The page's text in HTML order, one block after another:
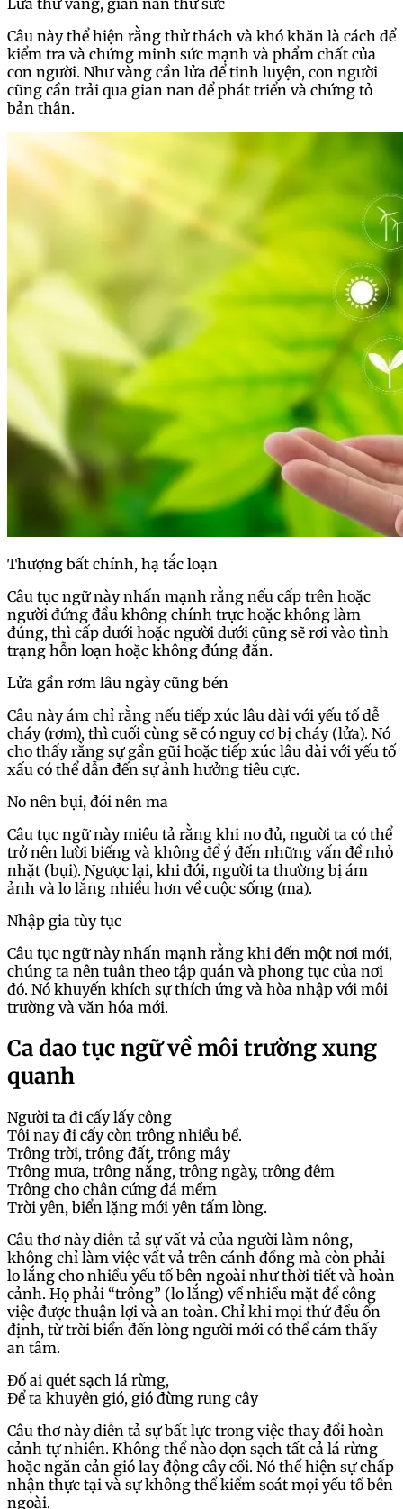
Câu này thể hiện rằng thử thách và khó khăn là cách để
kiểm tra và chứng minh sức mạnh và phẩm chất của
con người. Như vàng cần lửa để tinh luyện, con người
cũng cần trải qua gian nan để phát triển và chứng tỏ
bản thân.
Thượng bất chính, hạ tắc loạn
Câu tục ngữ này nhấn mạnh rằng nếu cấp trên hoặc
người đứng đầu không chính trực hoặc không làm
đúng, thì cấp dưới hoặc người dưới cũng sẽ rơi vào tình
trạng hỗn loạn hoặc không đúng đắn.
Lửa gần rơm lâu ngày cũng bén
Câu này ám chỉ rằng nếu tiếp xúc lâu dài với yếu tố dễ
cháy (rơm), thì cuối cùng sẽ có nguy cơ bị cháy (lửa). Nó
cho thấy rằng sự gần gũi hoặc tiếp xúc lâu dài với yếu tố
xấu có thể dẫn đến sự ảnh hưởng tiêu cực.
No nên bụi, đói nên ma
Câu tục ngữ này miêu tả rằng khi no đủ, người ta có thể
trở nên lười biếng và không để ý đến những vấn đề nhỏ
nhặt (bụi). Ngược lại, khi đói, người ta thường bị ám
ảnh và lo lắng nhiều hơn về cuộc sống (ma).
Nhập gia tùy tục
Câu tục ngữ này nhấn mạnh rằng khi đến một nơi mới,
chúng ta nên tuân theo tập quán và phong tục của nơi
đó. Nó khuyến khích sự thích ứng và hòa nhập với môi
trường và văn hóa mới.
Ca dao tục ngữ về môi trường xung
quanh
Người ta đi cấy lấy công
Tôi nay đi cấy còn trông nhiều bề.
Trông trời, trông đất, trông mây
Trông mưa, trông nắng, trông ngày, trông đêm
Trông cho chân cứng đá mềm
Trời yên, biển lặng mới yên tấm lòng.
Câu thơ này diễn tả sự vất vả của người làm nông,
không chỉ làm việc vất vả trên cánh đồng mà còn phải
lo lắng cho nhiều yếu tố bên ngoài như thời tiết và hoàn
cảnh. Họ phải “trông” (lo lắng) về nhiều mặt để công
việc được thuận lợi và an toàn. Chỉ khi mọi thứ đều ổn
định, từ trời biển đến lòng người mới có thể cảm thấy
an tâm.
Đố ai quét sạch lá rừng,
Để ta khuyên gió, gió đừng rung cây
Câu thơ này diễn tả sự bất lực trong việc thay đổi hoàn
cảnh tự nhiên. Không thể nào dọn sạch tất cả lá rừng
hoặc ngăn cản gió lay động cây cối. Nó thể hiện sự chấp
nhận thực tại và sự không thể kiểm soát mọi yếu tố bên
ngoài.